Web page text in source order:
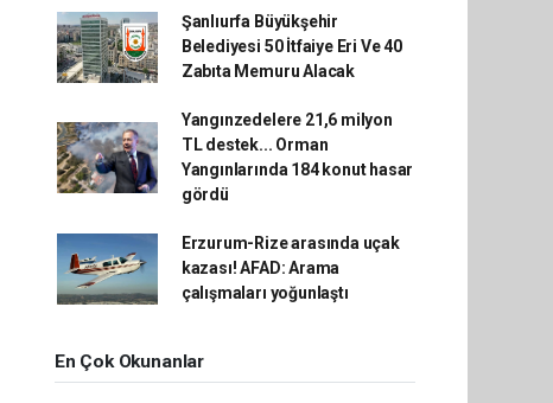
Şanlıurfa Büyükşehir
Belediyesi 50 İtfaiye Eri Ve 40
Zabıta Memuru Alacak
Yangınzedelere 21,6 milyon
TL destek... Orman
Yangınlarında 184 konut hasar
gördü
Erzurum-Rize arasında uçak
kazası! AFAD: Arama
çalışmaları yoğunlaştı
En Çok Okunanlar